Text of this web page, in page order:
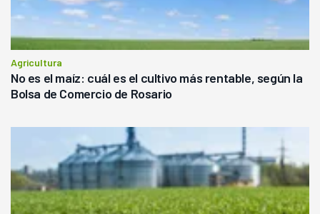
Agricultura
No es el maíz: cuál es el cultivo más rentable, según la
Bolsa de Comercio de Rosario